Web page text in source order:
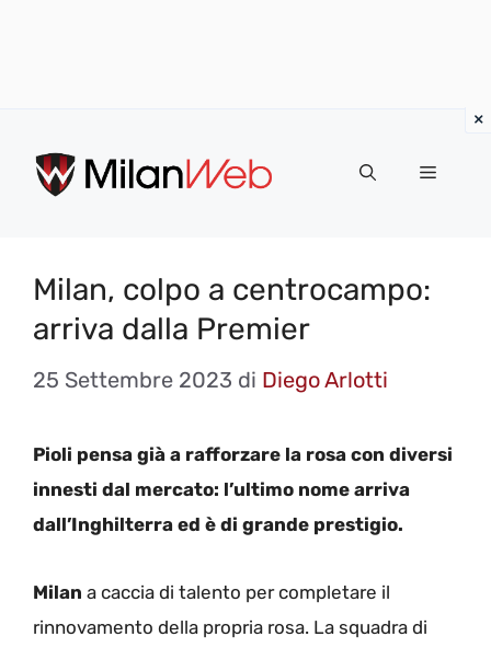
contenuto
MENU
Milan, colpo a centrocampo:
arriva dalla Premier
25 Settembre 2023 di Diego Arlotti
Pioli pensa già a rafforzare la rosa con diversi
innesti dal mercato: l’ultimo nome arriva
dall’Inghilterra ed è di grande prestigio.
Milan a caccia di talento per completare il
rinnovamento della propria rosa. La squadra di